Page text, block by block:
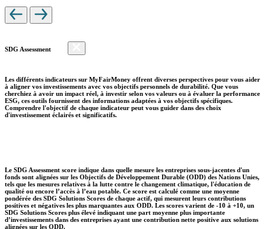
SDG Assessment
Les différents indicateurs sur MyFairMoney offrent diverses perspectives pour vous aider
à aligner vos investissements avec vos objectifs personnels de durabilité. Que vous
cherchiez à avoir un impact réel, à investir selon vos valeurs ou à évaluer la performance
ESG, ces outils fournissent des informations adaptées à vos objectifs spécifiques.
Comprendre l'objectif de chaque indicateur peut vous guider dans des choix
d'investissement éclairés et significatifs.
Le SDG Assessment score indique dans quelle mesure les entreprises sous-jacentes d'un
fonds sont alignées sur les Objectifs de Développement Durable (ODD) des Nations Unies,
tels que les mesures relatives à la lutte contre le changement climatique, l'éducation de
qualité ou encore l’accès à l’eau potable. Ce score est calculé comme une moyenne
pondérée des SDG Solutions Scores de chaque actif, qui mesurent leurs contributions
positives et négatives les plus marquantes aux ODD. Les scores varient de -10 à +10, un
SDG Solutions Scores plus élevé indiquant une part moyenne plus importante
d’investissements dans des entreprises ayant une contribution nette positive aux solutions
alignées sur les ODD.